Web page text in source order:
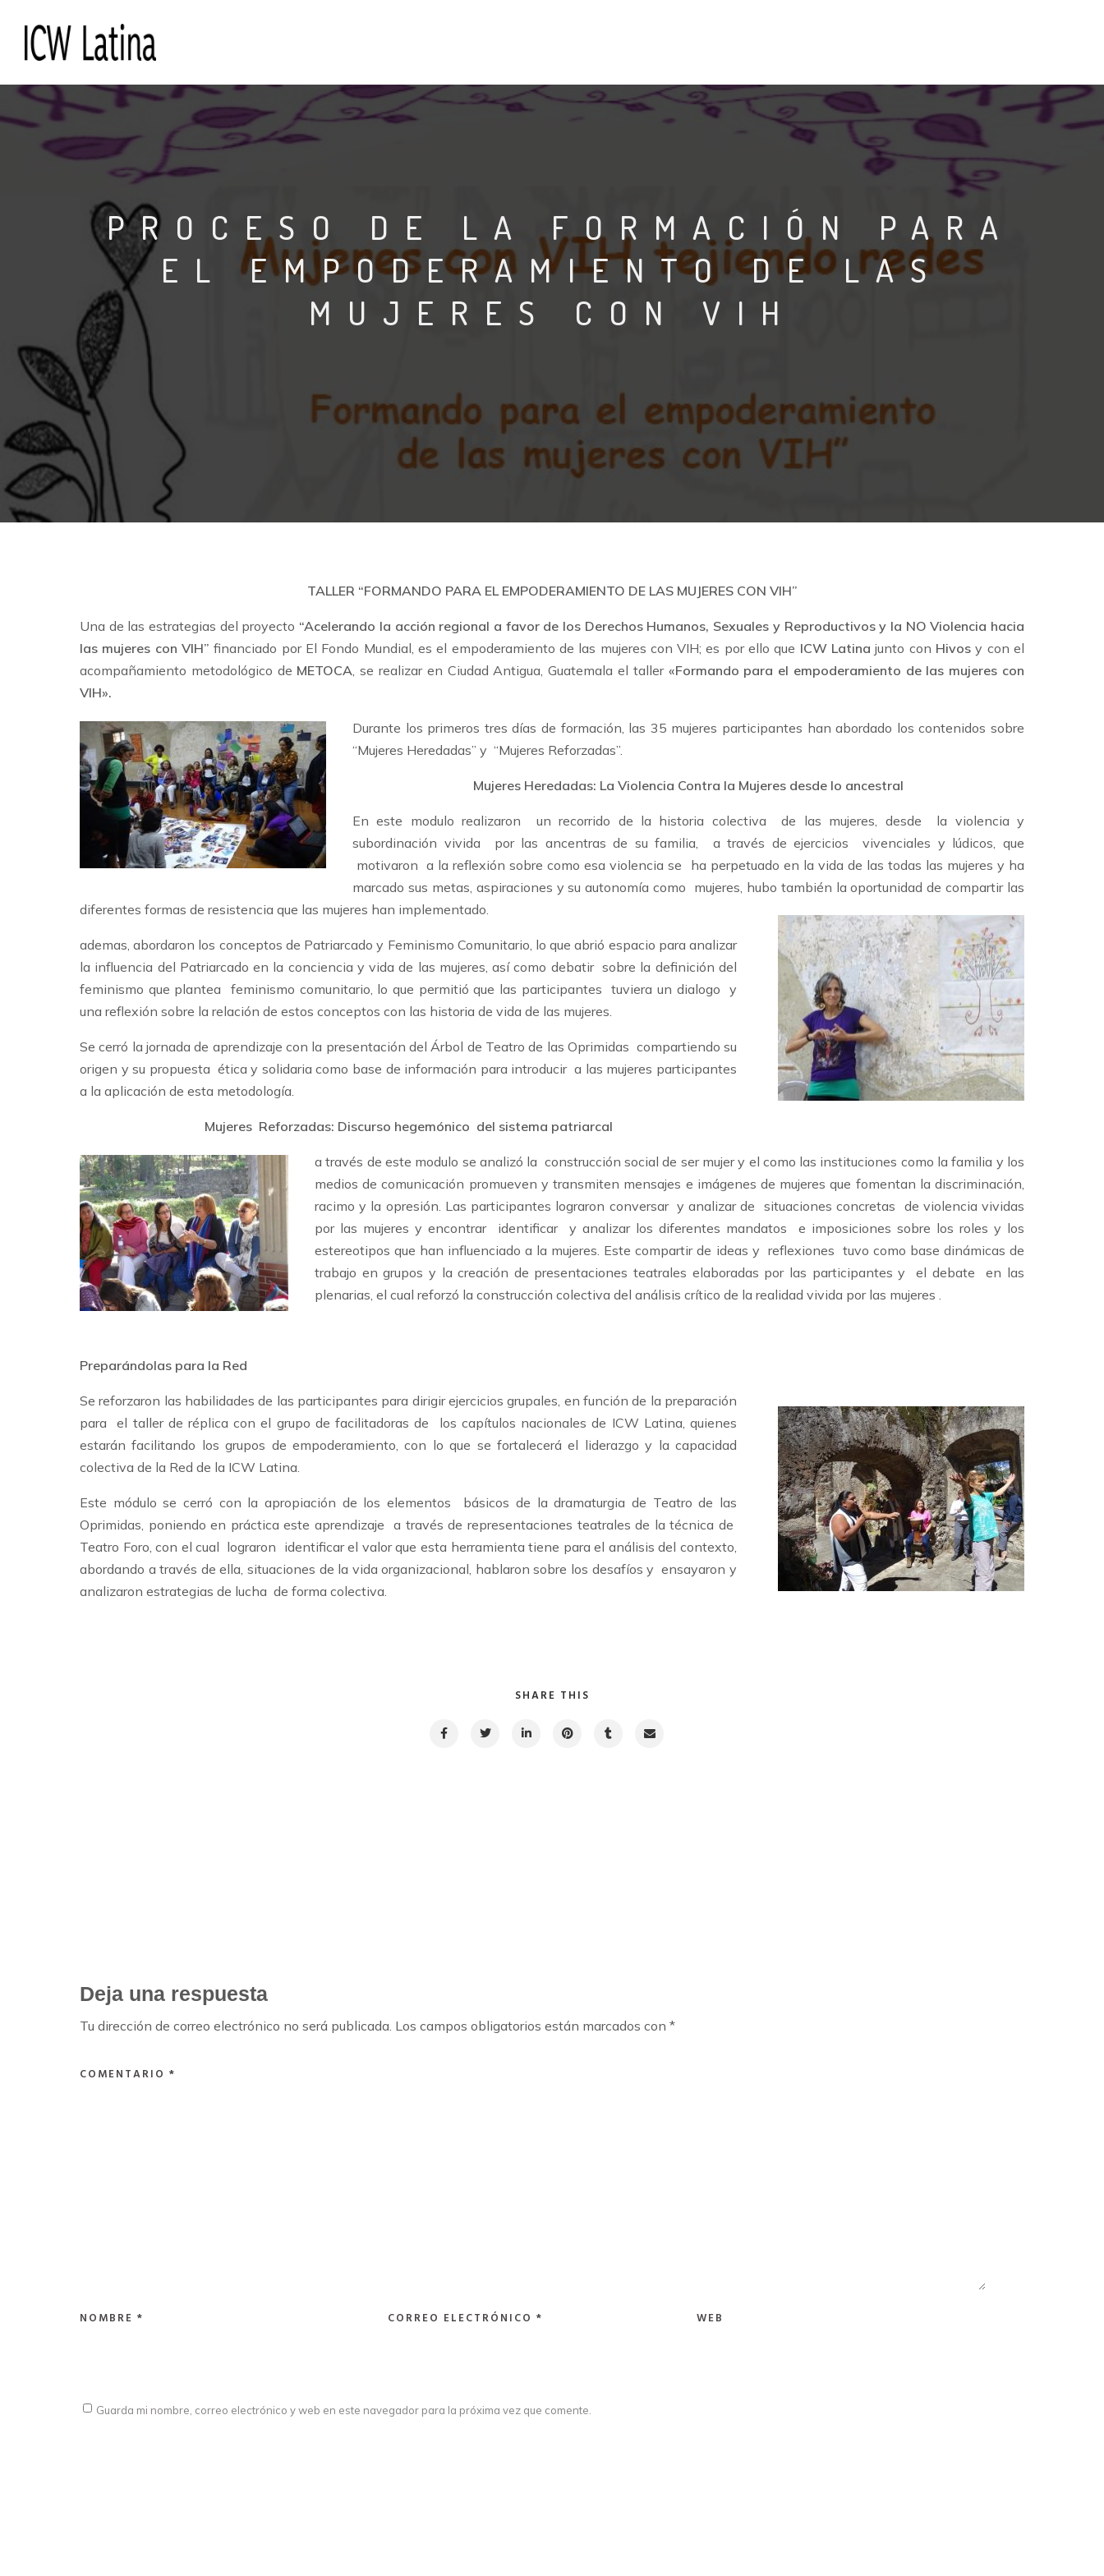
PROCESO DE LA FORMACIÓN PARA
EL EMPODERAMIENTO DE LAS
MUJERES CON VIH
TALLER “FORMANDO PARA EL EMPODERAMIENTO DE LAS MUJERES CON VIH”
Una de las estrategias del proyecto “Acelerando la acción regional a favor de los Derechos Humanos, Sexuales y Reproductivos y la NO Violencia hacia
las mujeres con VIH” financiado por El Fondo Mundial, es el empoderamiento de las mujeres con VIH; es por ello que ICW Latina junto con Hivos y con el
acompañamiento metodológico de METOCA, se realizar en Ciudad Antigua, Guatemala el taller«Formando para el empoderamiento de las mujeres con
VIH».
Durante los primeros tres días de formación, las 35 mujeres participantes han abordado los contenidos sobre
“Mujeres Heredadas” y “Mujeres Reforzadas”.
Mujeres Heredadas: La Violencia Contra la Mujeres desde lo ancestral
En este modulo realizaron un recorrido de la historia colectiva de las mujeres, desde la violencia y
subordinación vivida por las ancentras de su familia, a través de ejercicios vivenciales y lúdicos, que
motivaron a la reflexión sobre como esa violencia se ha perpetuado en la vida de las todas las mujeres y ha
marcado sus metas, aspiraciones y su autonomía como mujeres, hubo también la oportunidad de compartir las
diferentes formas de resistencia que las mujeres han implementado.
ademas, abordaron los conceptos de Patriarcado y Feminismo Comunitario, lo que abrió espacio para analizar
la influencia del Patriarcado en la conciencia y vida de las mujeres, así como debatir sobre la definición del
feminismo que plantea feminismo comunitario, lo que permitió que las participantes tuviera un dialogo y
una reflexión sobre la relación de estos conceptos con las historia de vida de las mujeres.
Se cerró la jornada de aprendizaje con la presentación del Árbol de Teatro de las Oprimidas compartiendo su
origen y su propuesta ética y solidaria como base de información para introducir a las mujeres participantes
a la aplicación de esta metodología.
Mujeres Reforzadas: Discurso hegemónico del sistema patriarcal
a través de este modulo se analizó la construcción social de ser mujer y el como las instituciones como la familia y los
medios de comunicación promueven y transmiten mensajes e imágenes de mujeres que fomentan la discriminación,
racimo y la opresión. Las participantes lograron conversar y analizar de situaciones concretas de violencia vividas
por las mujeres y encontrar identificar y analizar los diferentes mandatos e imposiciones sobre los roles y los
estereotipos que han influenciado a la mujeres. Este compartir de ideas y reflexiones tuvo como base dinámicas de
trabajo en grupos y la creación de presentaciones teatrales elaboradas por las participantes y el debate en las
plenarias, el cual reforzó la construcción colectiva del análisis crítico de la realidad vivida por las mujeres .
Preparándolas para la Red
Se reforzaron las habilidades de las participantes para dirigir ejercicios grupales, en función de la preparación
para el taller de réplica con el grupo de facilitadoras de los capítulos nacionales de ICW Latina, quienes
estarán facilitando los grupos de empoderamiento, con lo que se fortalecerá el liderazgo y la capacidad
colectiva de la Red de la ICW Latina.
Este módulo se cerró con la apropiación de los elementos básicos de la dramaturgia de Teatro de las
Oprimidas, poniendo en práctica este aprendizaje a través de representaciones teatrales de la técnica de
Teatro Foro, con el cual lograron identificar el valor que esta herramienta tiene para el análisis del contexto,
abordando a través de ella, situaciones de la vida organizacional, hablaron sobre los desafíos y ensayaron y
analizaron estrategias de lucha de forma colectiva.
SHARE THIS
Deja una respuesta
Tu dirección de correo electrónico no será publicada. Los campos obligatorios están marcados con *
COMENTARIO *
NOMBRE * CORREO ELECTRÓNICO* WEB
Guarda mi nombre, correo electrónico y web en este navegador para la próxima vez que comente.